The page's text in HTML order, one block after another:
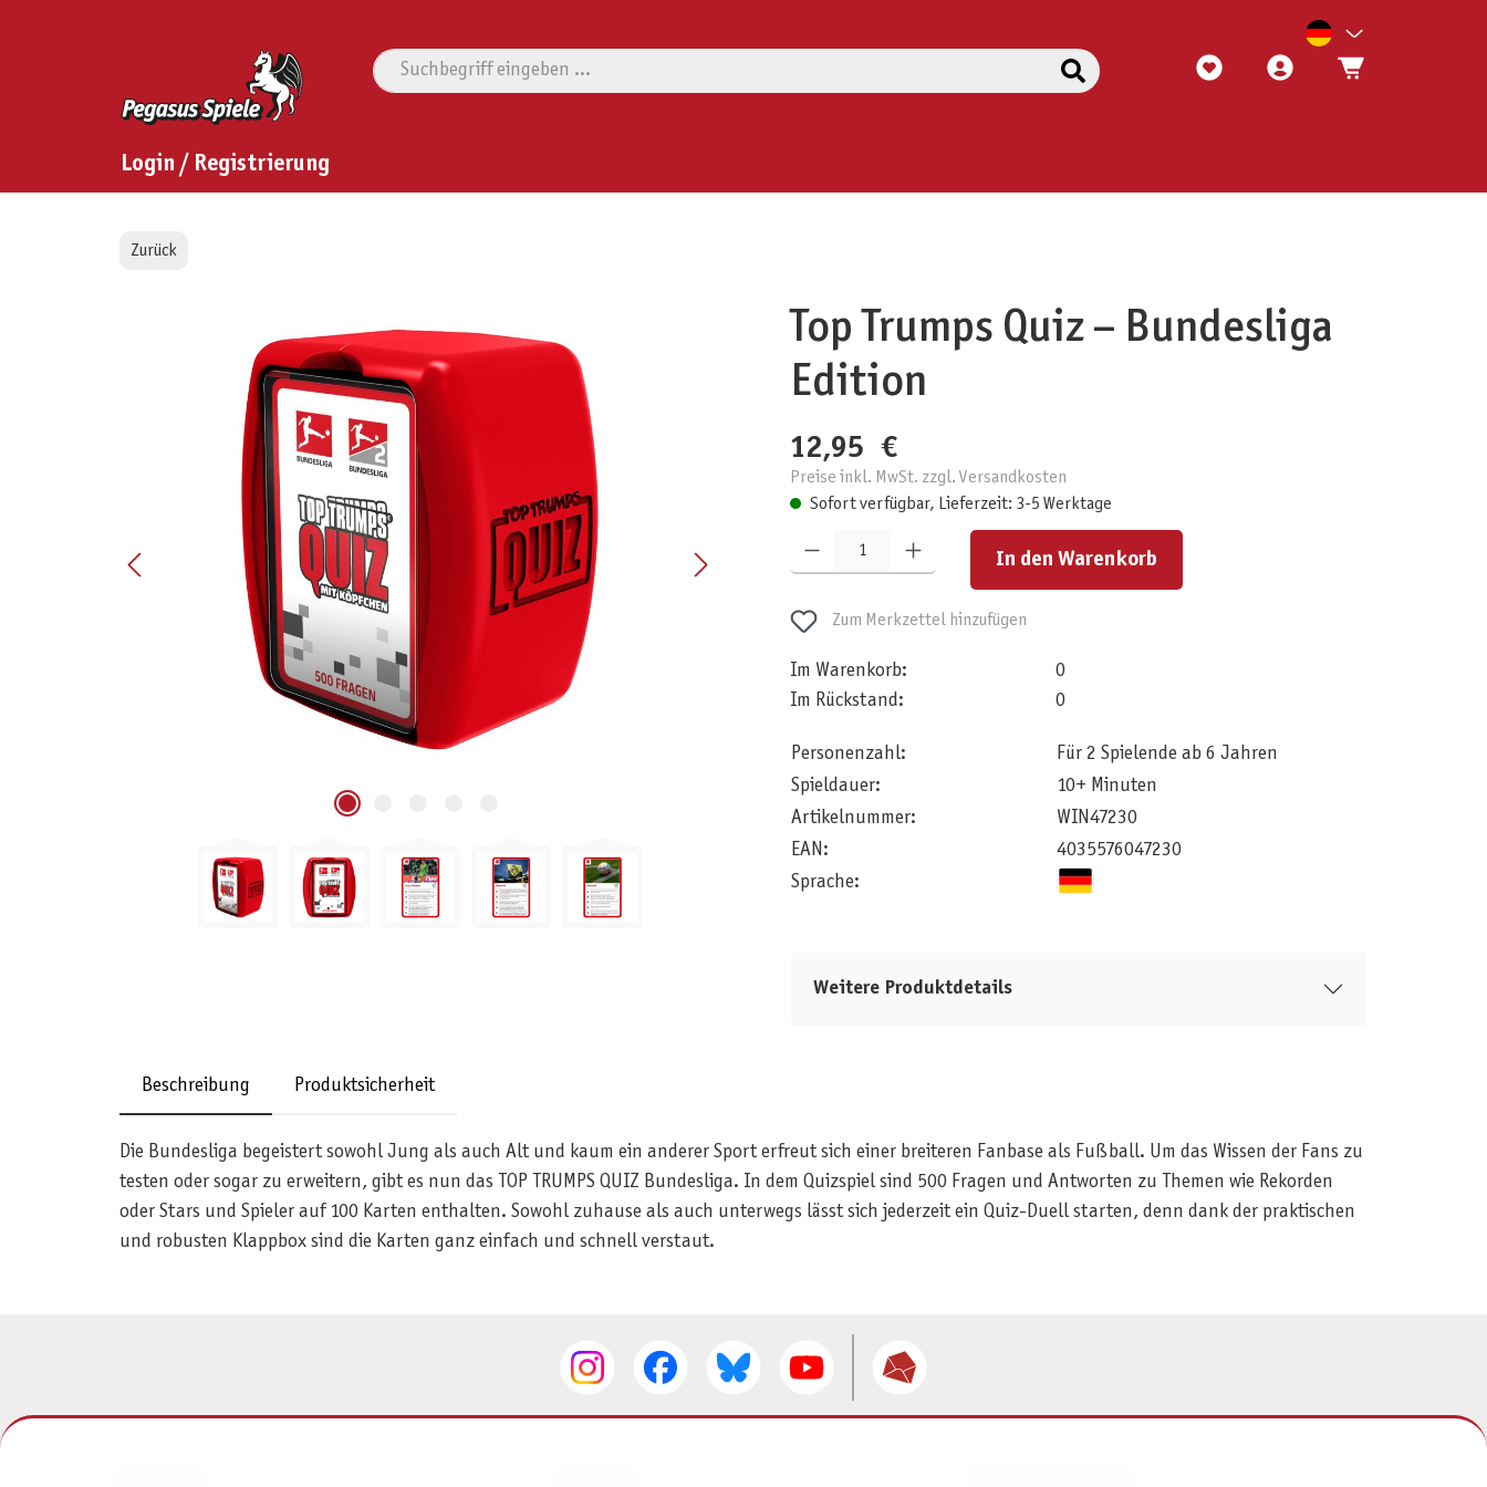
Login / Registrierung
Zurück
Top Trumps Quiz – Bundesliga
Edition
12,95 €
Preise inkl. MwSt. zzgl. Versandkosten
Sofort verfügbar, Lieferzeit: 3-5 Werktage
Produkt Anzahl: Gib den gewünschten Wert ein oder benutze die Schaltflächen um die Anzahl zu erhöhen oder zu reduzieren.
In den Warenkorb
Zum Merkzettel hinzufügen
Im Warenkorb:
0
Im Rückstand:
0
Personenzahl:
Für 2 Spielende ab 6 Jahren
Spieldauer:
10+ Minuten
Artikelnummer:
WIN47230
EAN:
4035576047230
Sprache:
Weitere Produktdetails
Beschreibung Produktsicherheit
Die Bundesliga begeistert sowohl Jung als auch Alt und kaum ein anderer Sport erfreut sich einer breiteren Fanbase als Fußball. Um das Wissen der Fans zu
testen oder sogar zu erweitern, gibt es nun das TOP TRUMPS QUIZ Bundesliga. In dem Quizspiel sind 500 Fragen und Antworten zu Themen wie Rekorden
oder Stars und Spieler auf 100 Karten enthalten. Sowohl zuhause als auch unterwegs lässt sich jederzeit ein Quiz-Duell starten, denn dank der praktischen
und robusten Klappbox sind die Karten ganz einfach und schnell verstaut.